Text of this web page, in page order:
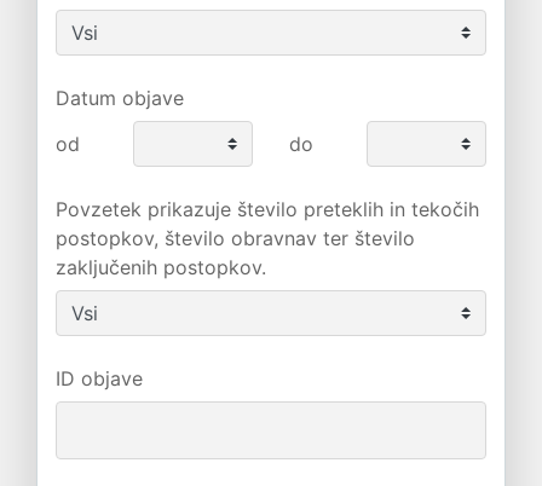
Datum objave
od
do
Povzetek prikazuje število preteklih in tekočih
postopkov, število obravnav ter število
zaključenih postopkov.
ID objave